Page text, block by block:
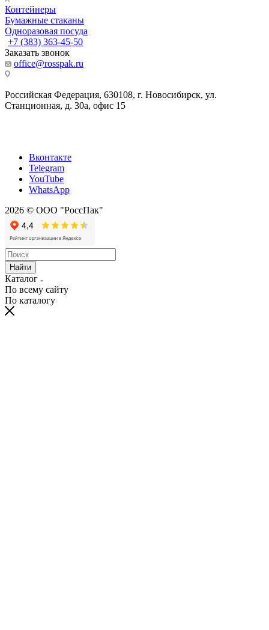
Контейнеры
Бумажные стаканы
Одноразовая посуда
+7 (383) 363-45-50
Заказать звонок
office@rosspak.ru
Российская Федерация, 630108, г. Новосибирск, ул.
Станционная, д. 30а, офис 15
Вконтакте
Telegram
YouTube
WhatsApp
2026 © ООО "РоссПак"
Найти
Каталог
По всему сайту
По каталогу